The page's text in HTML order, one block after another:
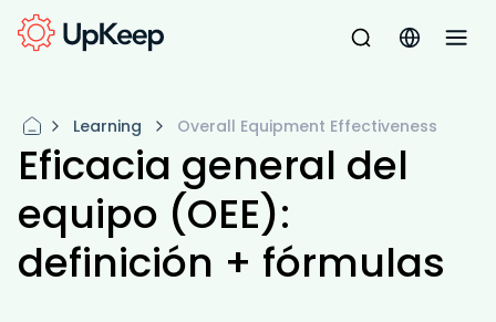
Learning Overall Equipment Effectiveness
Eficacia general del
equipo (OEE):
definición + fórmulas